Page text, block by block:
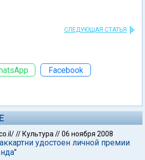
СЛЕДУЮЩАЯ СТАТЬЯ
Facebook
// Культура //06 ноября 2008
удостоен личной премии